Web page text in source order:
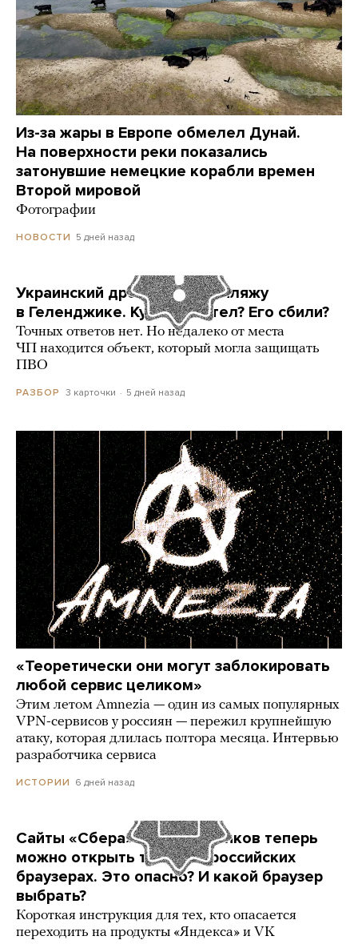
Из-за жары в Европе обмелел Дунай.
На поверхности реки показались
затонувшие немецкие корабли времен
Второй мировой
Фотографии
НОВОСТИ 5 дней назад
Украинский дрон попал по пляжу
в Геленджике. Куда он летел? Его сбили?
Точных ответов нет. Но недалеко от места
ЧП находится объект, который могла защищать
ПВО
РАЗБОР 3 карточки 5 дней назад
«Теоретически они могут заблокировать
любой сервис целиком»
Этим летом Amnezia — один из самых популярных
VPN-сервисов у россиян — пережил крупнейшую
атаку, которая длилась полтора месяца. Интервью
разработчика сервиса
ИСТОРИИ 6 дней назад
Сайты «Сбера» и других банков теперь
можно открыть только в российских
браузерах. Это опасно? И какой браузер
выбрать?
Короткая инструкция для тех, кто опасается
переходить на продукты «Яндекса» и VK